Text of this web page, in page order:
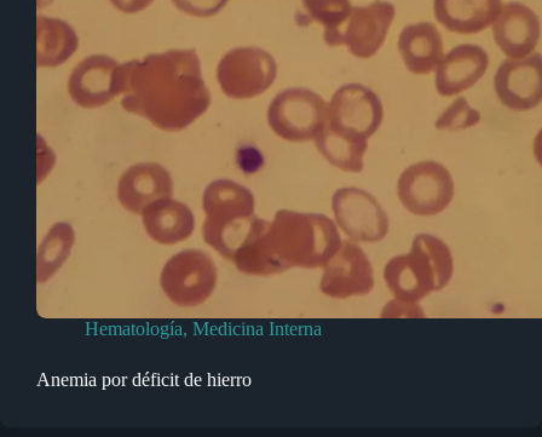
Hematología, Medicina Interna
Anemia por déficit de hierro